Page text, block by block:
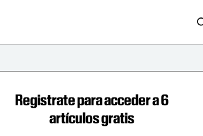
Registrate para acceder a 6
artículos gratis